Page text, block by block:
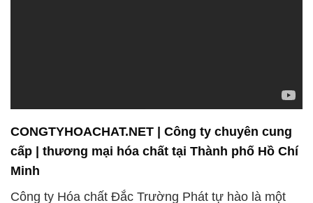
CONGTYHOACHAT.NET | Công ty chuyên cung
cấp | thương mại hóa chất tại Thành phố Hồ Chí
Minh
Công ty Hóa chất Đắc Trường Phát tự hào là một